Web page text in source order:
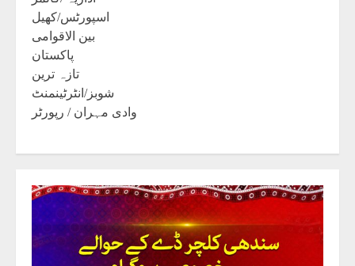
اسپورٹس/کھیل
بین الاقوامی
پاکستان
تازہ ترین
شوبز/انٹرٹینمنٹ
وادی مہران / رپورٹر